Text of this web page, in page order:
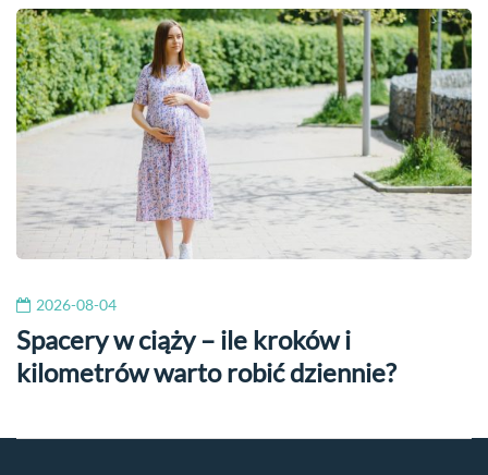
2026-08-04
Spacery w ciąży – ile kroków i
kilometrów warto robić dziennie?